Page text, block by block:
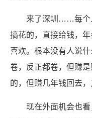
来了深圳……每个
搞花的，直接给钱，
喜欢。根本没有人说
卷，反正都卷，但赚
的，但赚几年钱回去，
现在外面机会也